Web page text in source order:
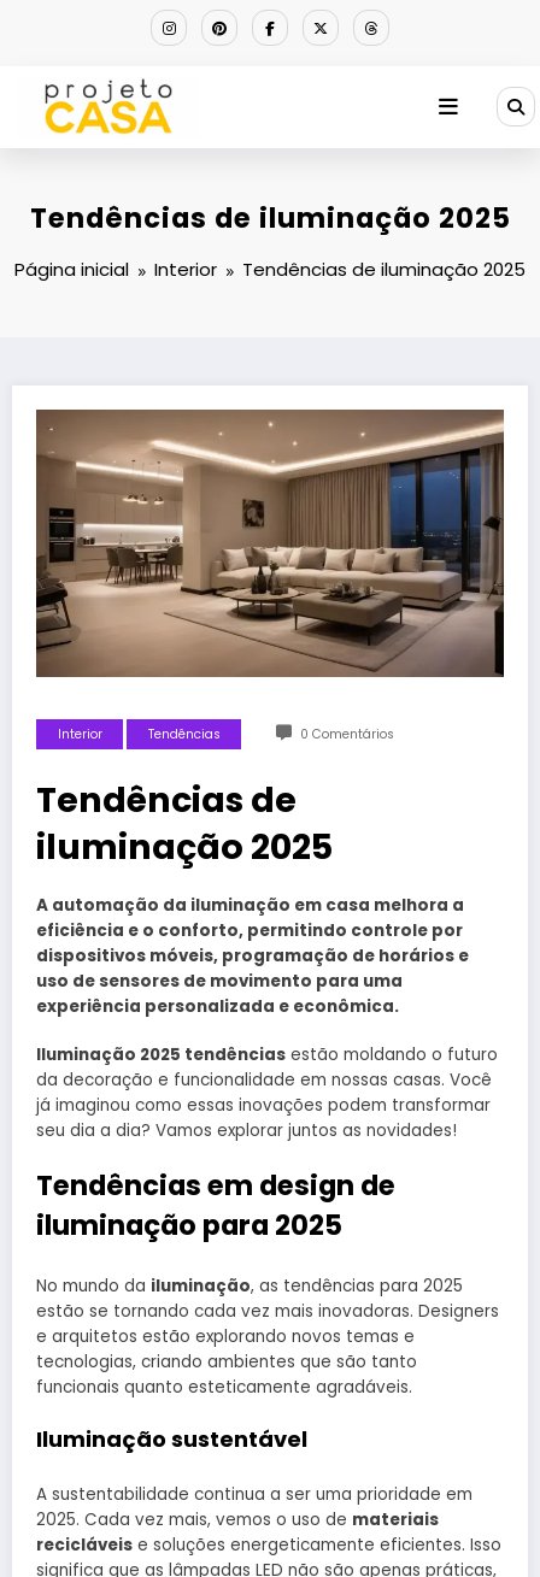
Tendências de iluminação 2025
Página inicial Interior Tendências de iluminação 2025
Interior Tendências 0 Comentários
Tendências de
iluminação 2025
A automação da iluminação em casa melhora a
eficiência e o conforto, permitindo controle por
dispositivos móveis, programação de horários e
uso de sensores de movimento para uma
experiência personalizada e econômica.
Iluminação 2025 tendências estão moldando o futuro
da decoração e funcionalidade em nossas casas. Você
já imaginou como essas inovações podem transformar
seu dia a dia? Vamos explorar juntos as novidades!
Tendências em design de
iluminação para 2025
No mundo da iluminação, as tendências para 2025
estão se tornando cada vez mais inovadoras. Designers
e arquitetos estão explorando novos temas e
tecnologias, criando ambientes que são tanto
funcionais quanto esteticamente agradáveis.
Iluminação sustentável
A sustentabilidade continua a ser uma prioridade em
2025. Cada vez mais, vemos o uso de materiais
recicláveis e soluções energeticamente eficientes. Isso
significa que as lâmpadas LED não são apenas práticas,